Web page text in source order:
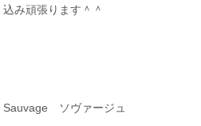
込み頑張ります＾＾
Sauvage ソヴァージュ